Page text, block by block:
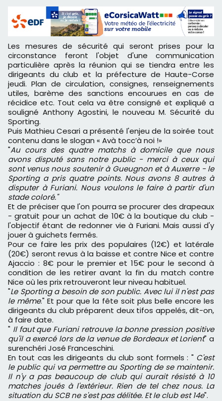
Les mesures de sécurité qui seront prises pour la
circonstance feront l'objet d'une communication
particulière après la réunion qui se tiendra entre les
dirigeants du club et la préfecture de Haute-Corse
jeudi. Plan de circulation, consignes, renseignements
utiles, barème des sanctions encourues en cas de
récidice etc. Tout cela va être consigné et expliqué a
souligné Anthony Agostini, le nouveau M. Sécurité du
Sporting.
Puis Mathieu Cesari a présenté l'enjeu de la soirée tout
contenu dans le slogan « Avà tocc’à noi !»
"Au cours des quatre matchs à domicile que nous
avons disputé sans notre public - merci à ceux qui
sont venus nous soutenir à Gueugnon et à Auxerre - le
Sporting a pris quatre points. Nous avons 8 autres à
disputer à Furiani. Nous voulons le faire à partir d'un
stade coloré."
Et de préciser que l'on pourra se procurer des drapeaux
- gratuit pour un achat de 10€ à la boutique du club -
l'objectif étant de redonner vie à Furiani. Mais aussi d'y
jouer à guichets fermés.
Pour ce faire les prix des populaires (12€) et latérale
(20€) seront revus à la baisse et contre Nice et contre
Ajaccio : 8€ pour le premier et 15€ pour le second à
condition de les retirer avant la fin du match contre
Nice où les prix retrouveront leur niveau habituel.
"Le Sporting a besoin de son public. Avec lui il n'est pas
le même." Et pour que la fête soit plus belle encore les
dirigeants du club préparent deux tifos appelés, dit-on,
à faire date.
" Il faut que Furiani retrouve la bonne pression positive
qu'il a exercé lors de la venue de Bordeaux et Lorient" a
surenchéri José Franceschini.
En tout cas les dirigeants du club sont formels : " C'est
le public qui va permettre au Sporting de se maintenir.
Il n'y a pas beaucoup de club qui aurait résisté à 10
matches joués à l'extérieur. Rien de tel chez nous. La
situation du SCB ne s'est pas délitée. Et le club est 14e".